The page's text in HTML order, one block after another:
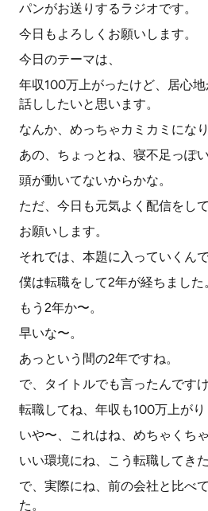
パンがお送りするラジオです。
今日もよろしくお願いします。
今日のテーマは、
年収100万上がったけど、居心
話ししたいと思います。
なんか、めっちゃカミカミになり
あの、ちょっとね、寝不足っぽ
頭が動いてないからかな。
ただ、今日も元気よく配信をし
お願いします。
それでは、本題に入っていくんで
僕は転職をして2年が経ちました
もう2年か〜。
早いな〜。
あっという間の2年ですね。
で、タイトルでも言ったんですけ
転職してね、年収も100万上がり
いや〜、これはね、めちゃくち
いい環境にね、こう転職してき
で、実際にね、前の会社と比べ
た。